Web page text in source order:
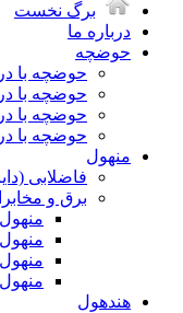
برگ نخست
درباره ما
حوضچه
حوضچه با
حوضچه با
حوضچه با
حوضچه با
منهول
فاضلابی
برق و
هندهول